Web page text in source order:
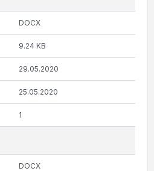
DOCX
9.24 KB
29.05.2020
25.05.2020
1
DOCX